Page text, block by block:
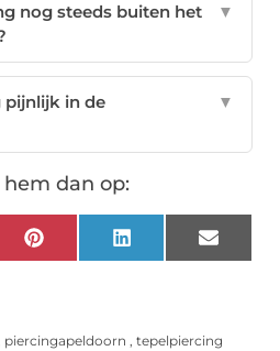
nog steeds buiten het
▼
pijnlijk in de
▼
dan op:
Pinterest LinkedIn Email
piercingapeldoorn , tepelpiercing